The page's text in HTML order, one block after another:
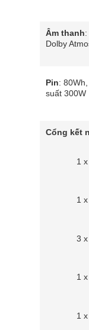
Âm thanh
Dolby
Pin:
suất 300W
Cổng kết
1
1
3 x
1
1